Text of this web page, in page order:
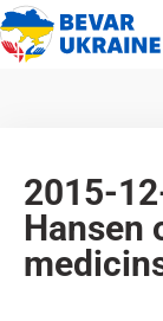
2015-
Hansen